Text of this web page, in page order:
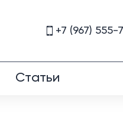
+7 (967) 555-
Статьи